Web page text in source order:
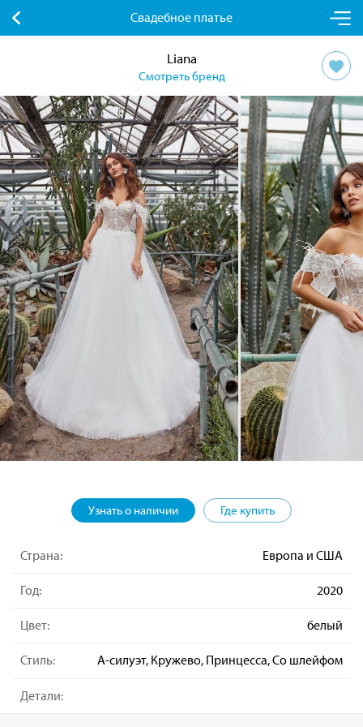
Свадебное платье
Liana
Смотреть бренд
Узнать о наличии Где купить
Страна: Европа и США
Год: 2020
Цвет: белый
Стиль: А-силуэт, Кружево, Принцесса, Со шлейфом
Детали: